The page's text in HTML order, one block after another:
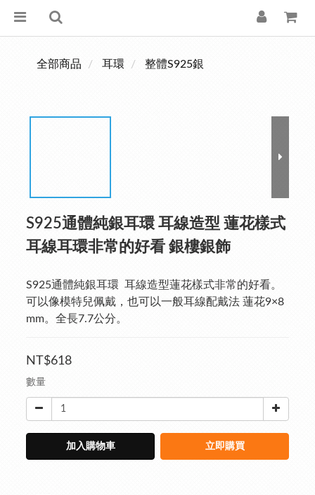
全部商品 耳環 整體S925銀
S925通體純銀耳環 耳線造型 蓮花樣式
耳線耳環非常的好看 銀樓銀飾
S925通體純銀耳環  耳線造型蓮花樣式非常的好看。
可以像模特兒佩戴，也可以一般耳線配戴法 蓮花9×8
mm。全長7.7公分。
NT$618
數量
加入購物車 立即購買